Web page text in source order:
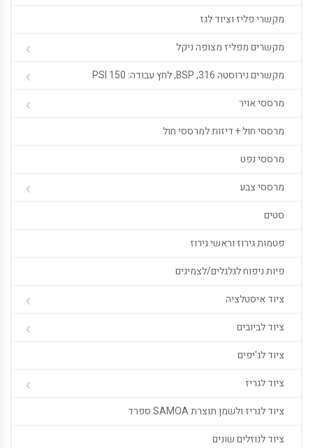
מקשרי פליז וציוד לגז
מקשרים מפליז מצופה ניקל
מקשרים נירוסטה 316, BSP, לחץ עבודה: 150 PSI
מרססי אויר
מרססי חול + דיזות למרססי חול
מרססי נפט
מרססי צבע
סטים
פטמות גירוז וראשי גירוז
פיות ניפוח לגלגלים/לצמיגים
ציוד איסטלציה
ציוד לביובים
ציוד לג'יפים
ציוד לגריז
ציוד לגריז ולשמן תוצרת SAMOA ספרד
ציוד לנוזלים שונים